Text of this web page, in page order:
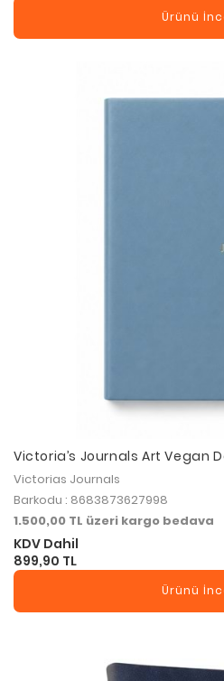
Ürünü
Victoria’s Journals Art Vegan
Yaprak - Düz Açık Mavi
Victorias Journals
Barkodu : 8683873627998
1.500,00 TL üzeri kargo bedava
KDV Dahil
899,90 TL
Ürünü